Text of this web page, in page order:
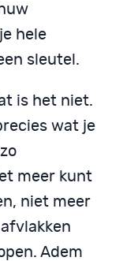
hele
sleutel.
is het niet.
wat je
meer kunt
niet meer
Adem